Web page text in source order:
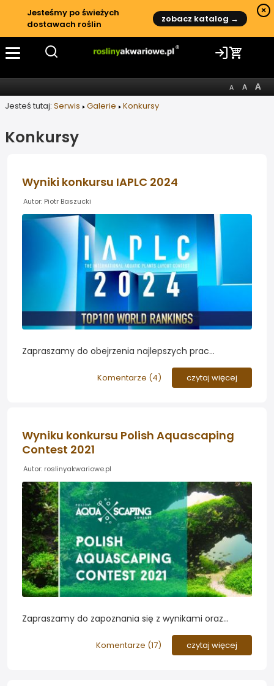
Jesteśmy po świeżych
dostawach roślin
zobacz katalog →
×
Jesteś tutaj: Serwis Galerie Konkursy
Konkursy
Wyniki konkursu IAPLC 2024
Autor: Piotr Baszucki
Zapraszamy do obejrzenia najlepszych prac
Plants Layout Contest organizowanego przez firmę
ADA. W tym konkursie uznawanym za oficjalne
Komentarze (4) czytaj więcej
Wyniku konkursu Polish Aquascaping
Contest 2021
Autor: roslinyakwariowe.pl
Zapraszamy do zapoznania się z wynikami oraz
akwarium roślinne - PAC 2021...
Komentarze (17) czytaj więcej